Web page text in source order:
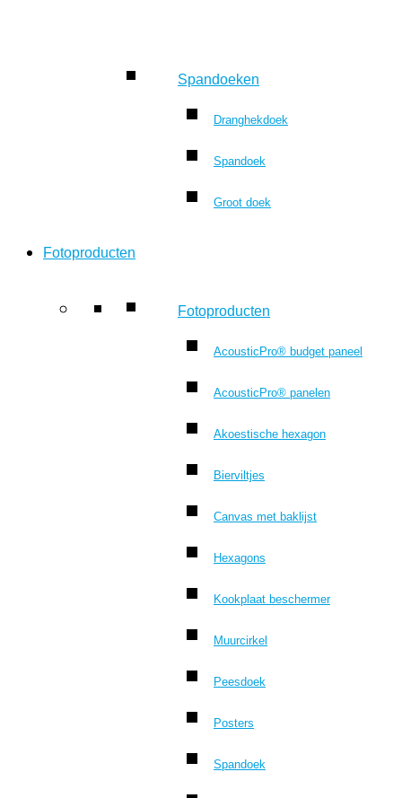
Spandoeken
Dranghekdoek
Spandoek
Groot doek
Fotoproducten
Fotoproducten
AcousticPro® budget paneel
AcousticPro® panelen
Akoestische hexagon
Bierviltjes
Canvas met baklijst
Hexagons
Kookplaat beschermer
Muurcirkel
Peesdoek
Posters
Spandoek